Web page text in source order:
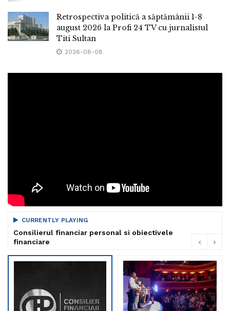
Retrospectiva politică a săptămânii 1-8
august 2026 la Profi 24 TV cu jurnalistul
Titi Sultan
2026-08-08
CURRENTLY PLAYING
Consilierul financiar personal si obiectivele
financiare